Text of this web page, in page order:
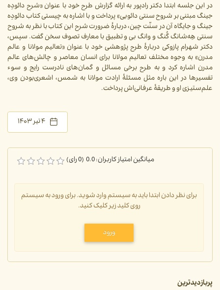
در این جلسه ابتدا دکتر رادپور به ارائه گزارش طرح خود با عنوان «شرح دائودِه
جینگ مبتنی بر شروح سنتی دائویی» پرداخت و با اشاره به چیستی کتاب دائودِه
جینگ و جایگاه آن در سنّت چین، دربارۀ ضرورت شرح این کتاب با نظر به شروح
سنتی هِه‌شانگ گُنگ و وانگ بی و تطبیق با معارف تصوف سخن گفت. سپس،
دکتر شهرام پازوکی دربارۀ طرح پژوهشی خود با عنوان «تعالیم مولانا و عالم
مدرن» به وجوه مختلف تعالیم مولانا برای انسان معاصر ‌و چالش‌های عالم
مدرن اشاره کرد و به طرح برخی مسائل و گمان‌های نادرست رایج و سوء
تفسیرها در این باره مثل مسئلۀ ارادت مولانا به شمس، اشعری‌بودن وی،
علم‌ستیزی او و طریقۀ عرفانی‌اش پرداخت.
۴ تیر ۱۴۰۳
میانگین امتیاز کاربران: 0.0 (0 رای)
برای نظر دادن ابتدا باید به سیستم وارد شوید. برای ورود به سیستم
روی کلید زیر کلیک کنید.
ورود
پربازدیدترین